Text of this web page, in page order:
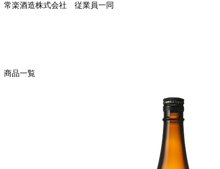
常楽酒造株式会社 従業員一同
商品一覧